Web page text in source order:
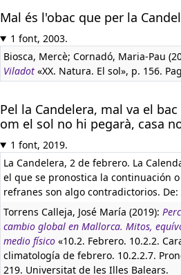
Mal és l'obac que per la
1 font, 2003.
Biosca, Mercè; Cornadó, Maria-Pau
Viladot «XX. Natura. El sol», p. 156.
Pel la Candelera, mal va el
om el sol no hi pegarà, casa
1 font, 2019.
La Candelera, 2 de febrero. La
el que se pronostica la continuación
refranes son algo contradictorios. De:
Torrens Calleja, José María (2019):
cambio global en Mallorca. Mitos,
medio físico «10.2. Febrero. 10.2.2.
climatología de febrero. 10.2.2.7.
219. Universitat de les Illes Balears.